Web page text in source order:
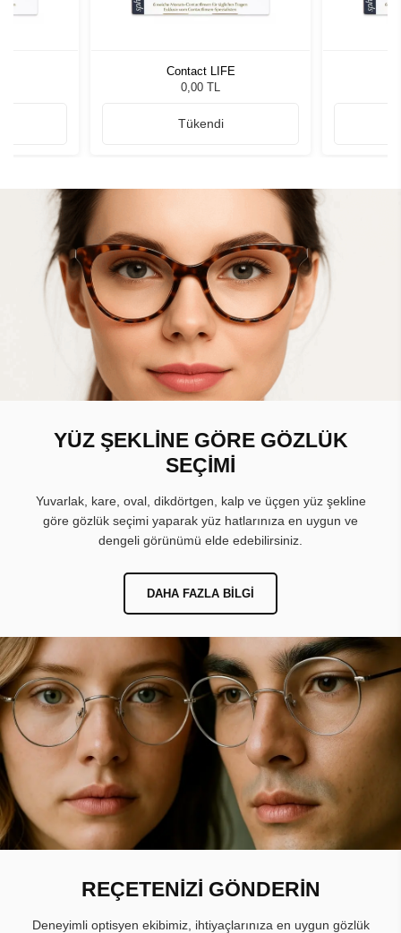
Contact LIFE
0,00 TL
Tükendi
YÜZ ŞEKLİNE GÖRE GÖZLÜK
SEÇİMİ
Yuvarlak, kare, oval, dikdörtgen, kalp ve üçgen yüz şekline
göre gözlük seçimi yaparak yüz hatlarınıza en uygun ve
dengeli görünümü elde edebilirsiniz.
DAHA FAZLA BILGI
REÇETENİZİ GÖNDERİN
Deneyimli optisyen ekibimiz, ihtiyaçlarınıza en uygun gözlük